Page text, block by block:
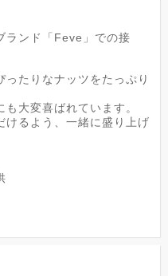
ランド「Feve」での接
たりなナッツをたっぷり
大変喜ばれています。
けるよう、一緒に盛り上げ